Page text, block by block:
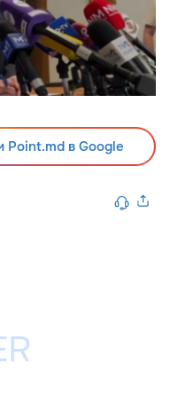
Point.md в Google